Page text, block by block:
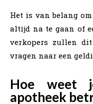
Het is van belang
altijd na te gaan of
verkopers zullen
vragen naar een
Hoe weet
apotheek